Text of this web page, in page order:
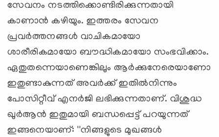
സേവനം നടത്തിക്കൊണ്ടിരിക്കുന്നതായി
കാണാന്‍ കഴിയും. ഇത്തരം സേവന
പ്രവര്‍ത്തനങ്ങള്‍ വാചികമായോ
ശാരീരികമായോ ബൗദ്ധികമായോ സംഭവിക്കാം.
ഏതുതന്നെയാണെങ്കിലും ആര്‍ക്കുനേരെയാണോ
ഇതുണ്ടാകുന്നത് അവര്‍ക്ക് ഇതില്‍നിന്നും
പോസിറ്റീവ് എനര്‍ജി ലഭിക്കുന്നതാണ്. വിശുദ്ധ
ഖുര്‍ആന്‍ ഇതുമായി ബന്ധപ്പെട്ട് പറയുന്നത്
ഇങ്ങനെയാണ്: ''നിങ്ങളുടെ മുഖങ്ങള്‍